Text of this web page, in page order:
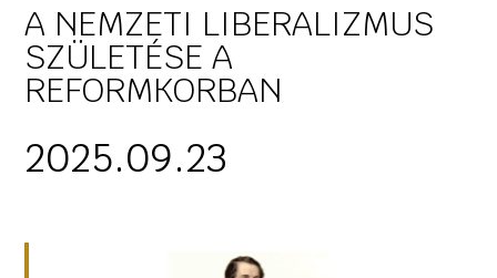
A NEMZETI LIBERALIZMUS
SZÜLETÉSE A
REFORMKORBAN
2025.09.23